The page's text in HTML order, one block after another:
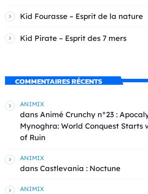
Kid Fourasse – Esprit de la nature
Kid Pirate – Esprit des 7 mers
COMMENTAIRES RÉCENTS
ANIMIX
dans Animé Crunchy n°23 :
Mynoghra: World Conquest Starts
of Ruin
ANIMIX
dans Castlevania : Noctune
ANIMIX